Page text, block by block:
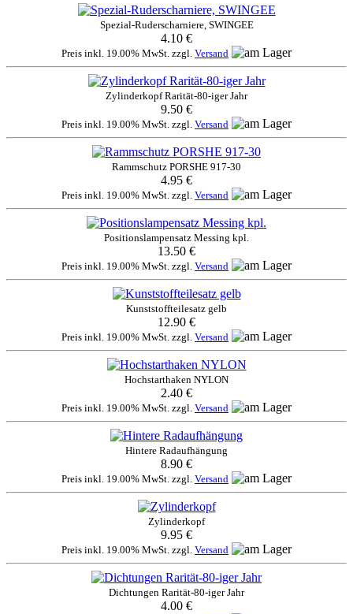
Spezial-Ruderscharniere, SWINGEE
4.10 €
Preis inkl. 19.00% MwSt. zzgl. Versand
Zylinderkopf Rarität-80-iger Jahr
9.50 €
Preis inkl. 19.00% MwSt. zzgl. Versand
Rammschutz PORSHE 917-30
4.95 €
Preis inkl. 19.00% MwSt. zzgl. Versand
Positionslampensatz Messing kpl.
13.50 €
Preis inkl. 19.00% MwSt. zzgl. Versand
Kunststoffteilesatz gelb
12.90 €
Preis inkl. 19.00% MwSt. zzgl. Versand
Hochstarthaken NYLON
2.40 €
Preis inkl. 19.00% MwSt. zzgl. Versand
Hintere Radaufhängung
8.90 €
Preis inkl. 19.00% MwSt. zzgl. Versand
Zylinderkopf
9.95 €
Preis inkl. 19.00% MwSt. zzgl. Versand
Dichtungen Rarität-80-iger Jahr
4.00 €